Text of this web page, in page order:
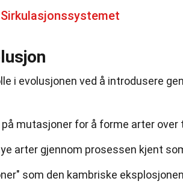
i evolusjonen ved å introdusere
mutasjoner for å forme arter over
arter gjennom prosessen kjent
som den kambriske